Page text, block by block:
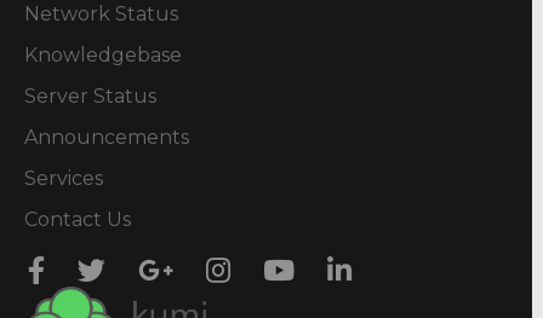
Network Status
Knowledgebase
Server Status
Announcements
Services
Contact Us